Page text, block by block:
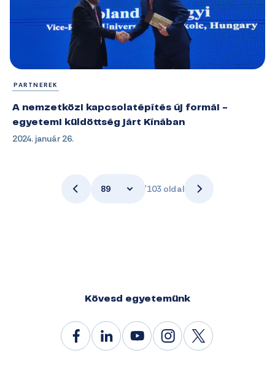
PARTNEREK
A nemzetközi kapcsolatépítés új formái -
egyetemi küldöttség járt Kínában
2024. január 26.
89 /103 oldal
Kövesd egyetemünk